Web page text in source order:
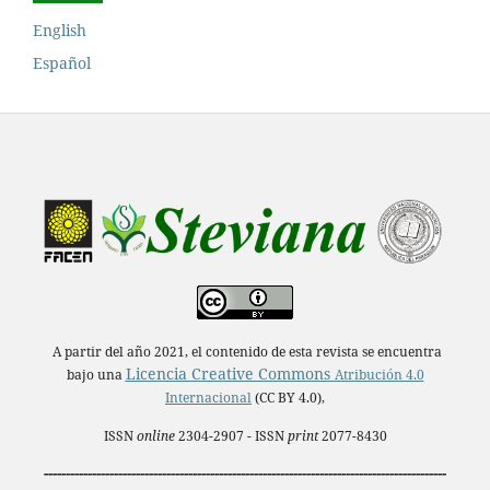
English
Español
A partir del año 2021, el contenido de esta revista se encuentra
bajo unaLicencia Creative Commons Atribución 4.0
Internacional(CC BY 4.0),
ISSNonline2304-2907 - ISSNprint2077-8430
--------------------------------------------------------------------------------------------